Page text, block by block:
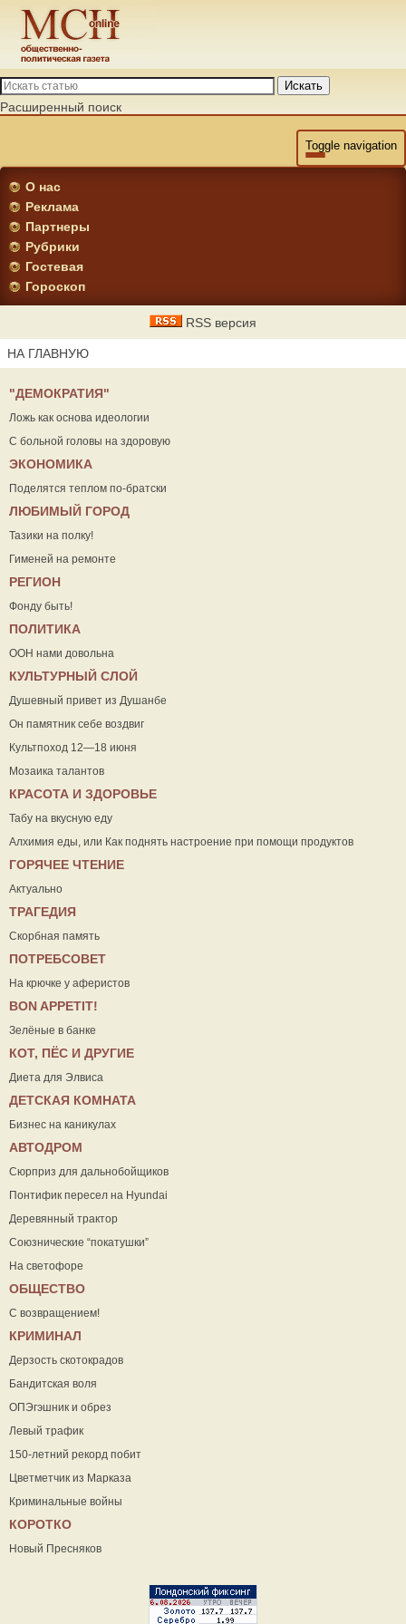
Искать
Расширенный поиск
Toggle navigation
О нас
Реклама
Партнеры
Рубрики
Гостевая
Гороскоп
RSS версия
НА ГЛАВНУЮ
"ДЕМОКРАТИЯ"
Ложь как основа идеологии
С больной головы на здоровую
ЭКОНОМИКА
Поделятся теплом по-братски
ЛЮБИМЫЙ ГОРОД
Тазики на полку!
Гименей на ремонте
РЕГИОН
Фонду быть!
ПОЛИТИКА
ООН нами довольна
КУЛЬТУРНЫЙ СЛОЙ
Душевный привет из Душанбе
Он памятник себе воздвиг
Культпоход 12—18 июня
Мозаика талантов
КРАСОТА И ЗДОРОВЬЕ
Табу на вкусную еду
Алхимия еды, или Как поднять настроение при помощи продуктов
ГОРЯЧЕЕ ЧТЕНИЕ
Актуально
ТРАГЕДИЯ
Скорбная память
ПОТРЕБСОВЕТ
На крючке у аферистов
ВON APPETIT!
Зелёные в банке
КОТ, ПЁС И ДРУГИЕ
Диета для Элвиса
ДЕТСКАЯ КОМНАТА
Бизнес на каникулах
АВТОДРОМ
Сюрприз для дальнобойщиков
Понтифик пересел на Hyundai
Деревянный трактор
Союзнические “покатушки”
На светофоре
ОБЩЕСТВО
С возвращением!
КРИМИНАЛ
Дерзость скотокрадов
Бандитская воля
ОПЭгэшник и обрез
Левый трафик
150-летний рекорд побит
Цветметчик из Марказа
Криминальные войны
КОРОТКО
Новый Пресняков